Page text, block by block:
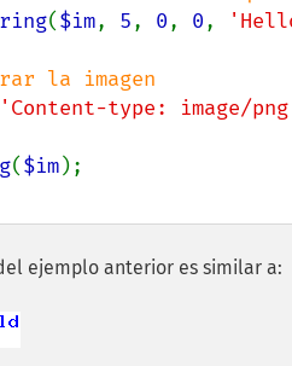
($im, 5, 0, 0,
'Content-type: image/
($im
ejemplo anterior es similar a: